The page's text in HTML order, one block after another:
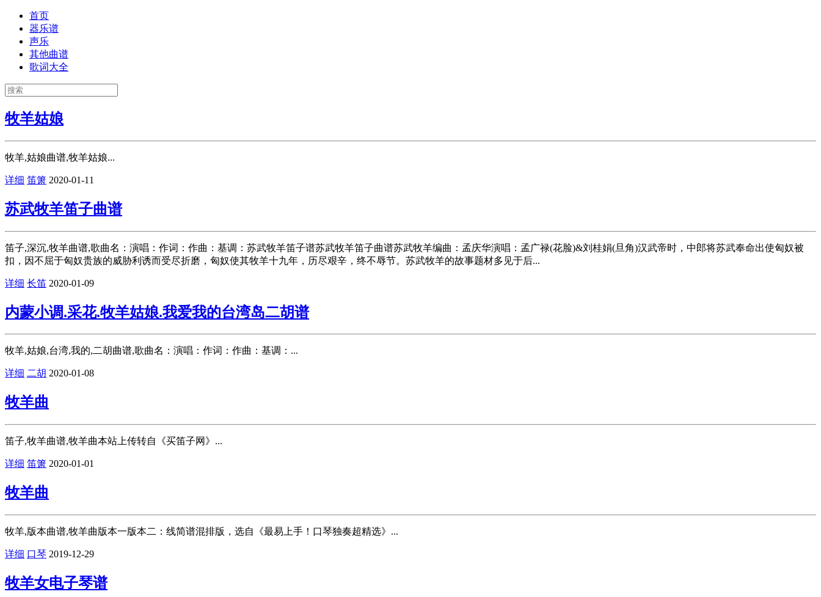
首页
器乐谱
声乐
其他曲谱
歌词大全
牧羊姑娘
牧羊,姑娘曲谱,牧羊姑娘...
详细 笛箫 2020-01-11
苏武牧羊笛子曲谱
笛子,深沉,牧羊曲谱,歌曲名：演唱：作词：作曲：基调：苏武牧羊笛子谱苏武牧羊笛子曲谱苏武牧羊编曲：孟庆华演唱：孟广禄(花脸)&刘桂娟(旦角)汉武帝时，中郎将苏武奉命出使匈奴被
扣，因不屈于匈奴贵族的威胁利诱而受尽折磨，匈奴使其牧羊十九年，历尽艰辛，终不辱节。苏武牧羊的故事题材多见于后...
详细 长笛 2020-01-09
内蒙小调.采花.牧羊姑娘.我爱我的台湾岛二胡谱
牧羊,姑娘,台湾,我的,二胡曲谱,歌曲名：演唱：作词：作曲：基调：...
详细 二胡 2020-01-08
牧羊曲
笛子,牧羊曲谱,牧羊曲本站上传转自《买笛子网》...
详细 笛箫 2020-01-01
牧羊曲
牧羊,版本曲谱,牧羊曲版本一版本二：线简谱混排版，选自《最易上手！口琴独奏超精选》...
详细 口琴 2019-12-29
牧羊女电子琴谱